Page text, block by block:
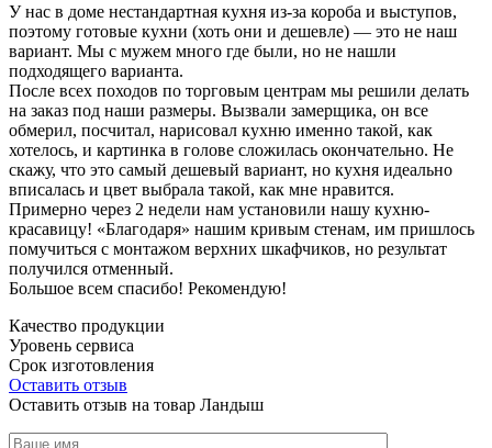
У нас в доме нестандартная кухня из-за короба и выступов,
поэтому готовые кухни (хоть они и дешевле) — это не наш
вариант. Мы с мужем много где были, но не нашли
подходящего варианта.
После всех походов по торговым центрам мы решили делать
на заказ под наши размеры. Вызвали замерщика, он все
обмерил, посчитал, нарисовал кухню именно такой, как
хотелось, и картинка в голове сложилась окончательно. Не
скажу, что это самый дешевый вариант, но кухня идеально
вписалась и цвет выбрала такой, как мне нравится.
Примерно через 2 недели нам установили нашу кухню-
красавицу! «Благодаря» нашим кривым стенам, им пришлось
помучиться с монтажом верхних шкафчиков, но результат
получился отменный.
Большое всем спасибо! Рекомендую!
Качество продукции
Уровень сервиса
Срок изготовления
Оставить отзыв
Оставить отзыв на товар Ландыш